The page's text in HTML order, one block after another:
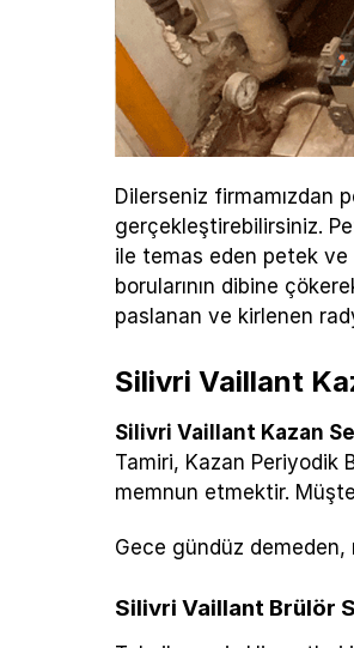
Dilerseniz firmamızdan
gerçekleştirebilirsiniz.
ile temas eden petek
borularının dibine
paslanan ve kirlenen
Silivri Vaillant
Silivri Vaillant Kazan
Tamiri, Kazan Periyodik
memnun etmektir.
Gece gündüz demeden,
Silivri Vaillant Brülör